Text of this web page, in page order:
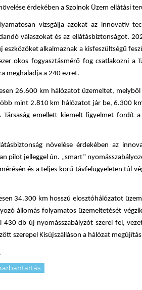
érdekében a Szolnok Üzem ellátási
vizsgálja azokat az innovatív
válaszokat és az ellátásbiztonságot.
eszközöket alkalmaznak a kisfeszültségű
okos fogyasztásmérő fog csatlakozni a
meghaladja a 240 ezret.
26.600 km hálózatot üzemeltet,
mint 2.810 km hálózatot jár be, 6.300
Társaság emellett kiemelt figyelmet fordít
növelése érdekében az
pilot jelleggel ún. „smart”
és a teljes körű távfelügyeleten túl
34.300 km hosszú elosztóhálózatot
állomás folyamatos üzemeltetését
430 db új nyomásszabályzót szerel fel,
szerepel Kisújszálláson a hálózat